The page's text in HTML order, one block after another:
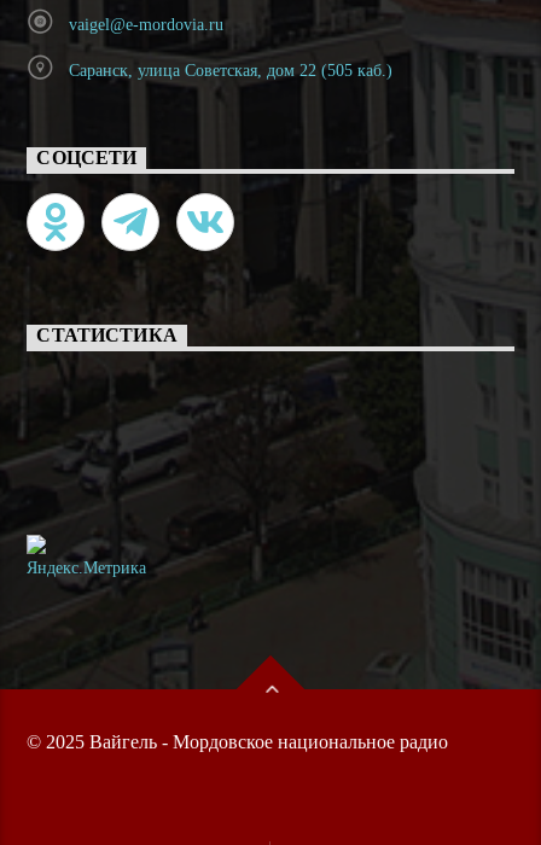
vaigel@e-mordovia.ru
Саранск, улица Советская, дом 22 (505 каб.)
СОЦСЕТИ
СТАТИСТИКА
© 2025 Вайгель - Мордовское национальное радио